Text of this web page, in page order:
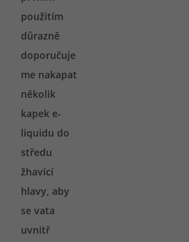
použitím
důrazně
doporučuje
me nakapat
několik
kapek e-
liquidu do
středu
žhavící
hlavy, aby
se vata
uvnitř